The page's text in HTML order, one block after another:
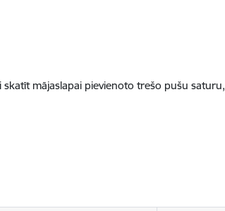
mājaslapai pievienoto trešo pušu saturu,